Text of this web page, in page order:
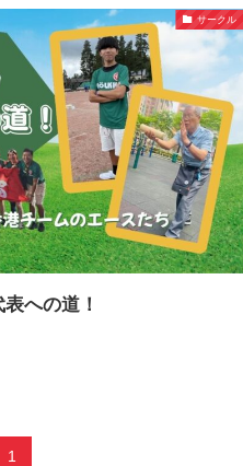
サークル
への道！
1